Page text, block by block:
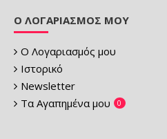
Ο ΛΟΓΑΡΙΑΣΜΌΣ ΜΟΥ
Ο Λογαριασμός μου
Ιστορικό
Newsletter
Τα Αγαπημένα μου
0